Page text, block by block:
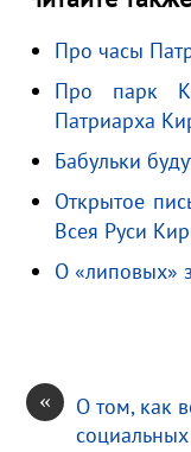
m
a
s
n
i
i
u
п
р
в
и
ь
Про часы
Про парк
Патриарха
Бабульки
Открытое
Всея Руси
О «липовых»
«
О том, как